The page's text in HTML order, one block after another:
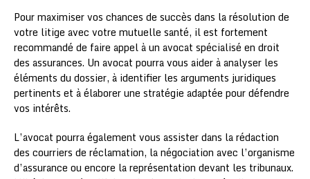
Pour maximiser vos chances de succès dans la résolution de
votre litige avec votre mutuelle santé, il est fortement
recommandé de faire appel à un avocat spécialisé en droit
des assurances. Un avocat pourra vous aider à analyser les
éléments du dossier, à identifier les arguments juridiques
pertinents et à élaborer une stratégie adaptée pour défendre
vos intérêts.
L’avocat pourra également vous assister dans la rédaction
des courriers de réclamation, la négociation avec l’organisme
d’assurance ou encore la représentation devant les tribunaux.